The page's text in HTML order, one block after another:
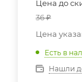
Цена до
36₽
Цена
Есть в
Нашли